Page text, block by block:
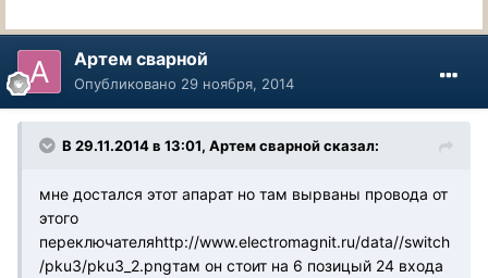
Артем сварной
Опубликовано 29 ноября, 2014
В 29.11.2014 в 13:01, Артем сварной сказал:
мне достался этот апарат но там вырваны провода от
этого
переключателяhttp://www.electromagnit.ru/data//switch
/pku3/pku3_2.pngтам он стоит на 6 позицый 24 входа